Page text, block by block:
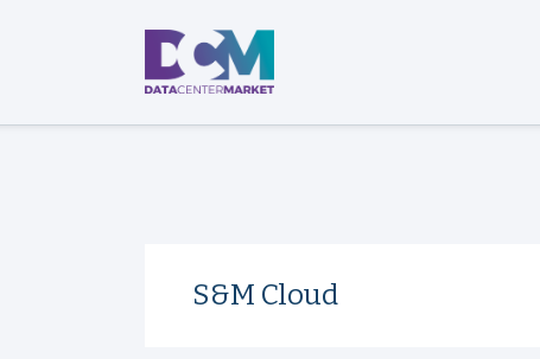
S&M Cloud